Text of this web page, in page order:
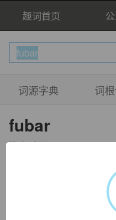
趣词首页
词源字典 词
fubar
[fju:bɑ:]
无法处置的；无法